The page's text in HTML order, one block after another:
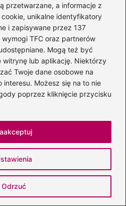
przetwarzane, a informacje z
unikalne identyfikatory
i zapisywane przez 137
TFC oraz partnerów
Mogą też być
lub aplikację. Niektórzy
Twoje dane osobowe na
interesu. Możesz się na to nie
poprzez kliknięcie przycisku
Odrzuć
spokoju, co
naukowe związane z
psychicznym.
w mądrości Osho –
poruszają serce
cytaty o mowie
napełnią cię
do samorozwoju: